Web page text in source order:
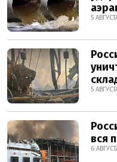
5
5
вся
6